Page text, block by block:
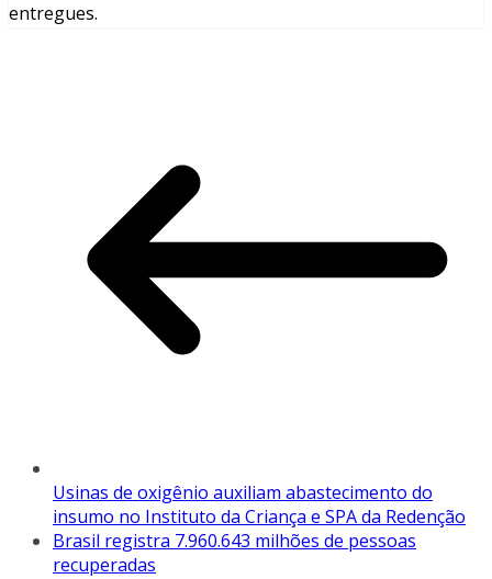
entregues.
Usinas de oxigênio auxiliam abastecimento do
insumo no Instituto da Criança e SPA da Redenção
Brasil registra 7.960.643 milhões de pessoas
recuperadas